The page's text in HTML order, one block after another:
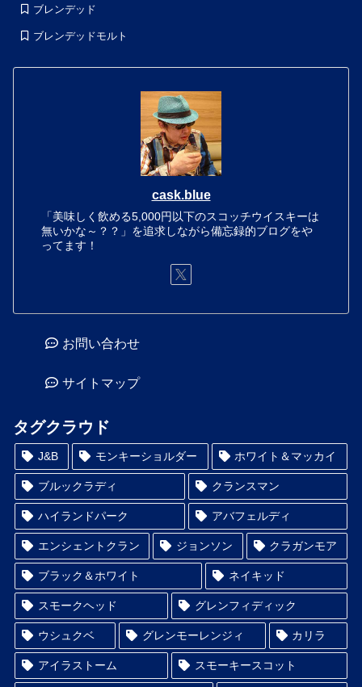
ブレンデッド
ブレンデッドモルト
cask.blue
「美味しく飲める5,000円以下のスコッチウイスキーは
無いかな～？？」を追求しながら備忘録的ブログをや
ってます！
お問い合わせ
サイトマップ
タグクラウド
J&B モンキーショルダー ホワイト＆マッカイ
ブルックラディ クランスマン
ハイランドパーク アバフェルディ
エンシェントクラン ジョンソン クラガンモア
ブラック＆ホワイト ネイキッド
スモークヘッド グレンフィディック
ウシュクベ グレンモーレンジィ カリラ
アイラストーム スモーキースコット